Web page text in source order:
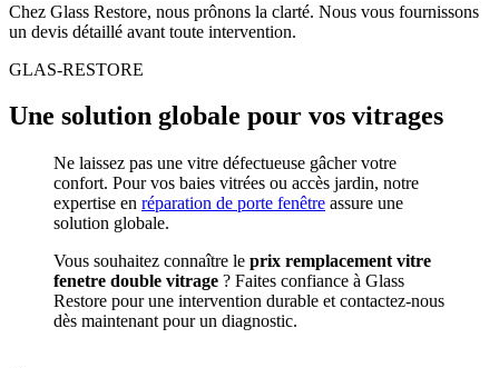
Chez Glass Restore, nous prônons la clarté. Nous vous fournissons
un devis détaillé avant toute intervention.
GLAS-RESTORE
Une solution globale pour vos vitrages
Ne laissez pas une vitre défectueuse gâcher votre
confort. Pour vos baies vitrées ou accès jardin, notre
expertise en réparation de porte fenêtre assure une
solution globale.
Vous souhaitez connaître le prix remplacement vitre
fenetre double vitrage ? Faites confiance à Glass
Restore pour une intervention durable et contactez-nous
dès maintenant pour un diagnostic.